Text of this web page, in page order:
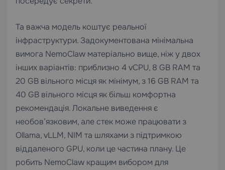
Та важча модель коштує реальної
інфраструктури. Задокументована мінімальна
вимога NemoClaw матеріально вище, ніж у двох
інших варіантів: приблизно 4 vCPU, 8 GB RAM та
20 GB вільного місця як мінімум, з 16 GB RAM та
40 GB вільного місця як більш комфортна
рекомендація. Локальне виведення є
необов’язковим, але стек може працювати з
Ollama, vLLM, NIM та шляхами з підтримкою
віддаленого GPU, коли це частина плану. Це
робить NemoClaw кращим вибором для